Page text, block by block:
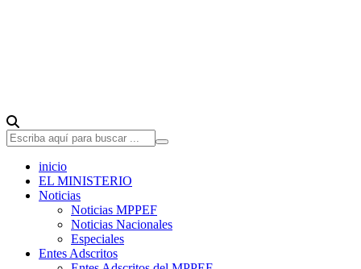
inicio
EL MINISTERIO
Noticias
Noticias MPPEF
Noticias Nacionales
Especiales
Entes Adscritos